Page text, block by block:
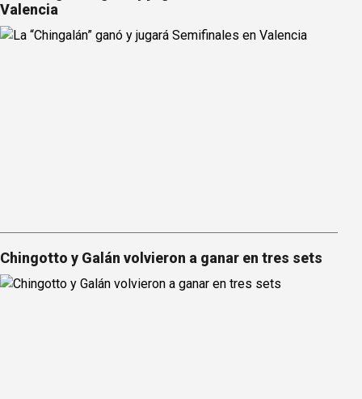
Valencia
Chingotto y Galán volvieron a ganar en tres sets